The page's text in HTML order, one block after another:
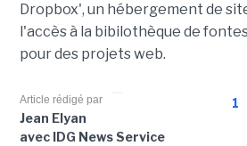
Dropbox', un hébergement de
l'accès à la bibilothèque de
pour des projets web.
1
Article rédigé par
Jean Elyan
avec IDG News Service